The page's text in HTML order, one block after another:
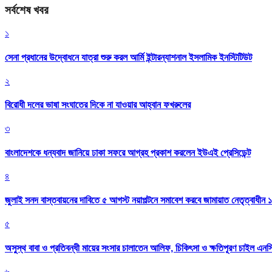
সর্বশেষ খবর
১
সেনা প্রধানের উদ্বোধনে যাত্রা শুরু করল আর্মি ইন্টারন্যাশনাল ইসলামিক ইনস্টিটিউট
২
বিরোধী দলের ভাষা সংঘাতের দিকে না যাওয়ার আহ্বান ফখরুলের
৩
বাংলাদেশকে ধন্যবাদ জানিয়ে ঢাকা সফরে আগ্রহ প্রকাশ করলেন ইউএই প্রেসিডেন্ট
৪
জুলাই সনদ বাস্তবায়নের দাবিতে ৫ আগস্ট নয়াপল্টনে সমাবেশ করবে জামায়াত নেতৃত্বাধীন
৫
অসুস্থ বাবা ও প্রতিবন্ধী মায়ের সংসার চালাতেন আলিফ, চিকিৎসা ও ক্ষতিপূরণ চাইল